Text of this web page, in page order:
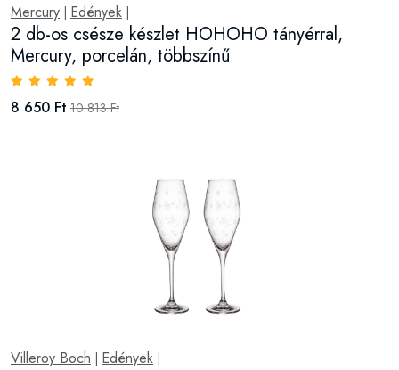
Mercury | Edények |
2 db-os csésze készlet HOHOHO tányérral,
Mercury, porcelán, többszínű
8 650 Ft 10 813 Ft
Villeroy Boch | Edények |